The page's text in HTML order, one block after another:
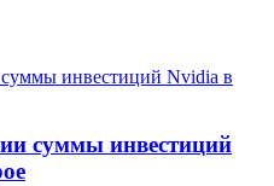
суммы инвестиций